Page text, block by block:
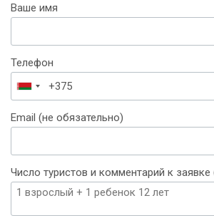
Ваше имя
Телефон
Беларусь
+375
Email (не обязательно)
Число туристов и комментарий к заявке